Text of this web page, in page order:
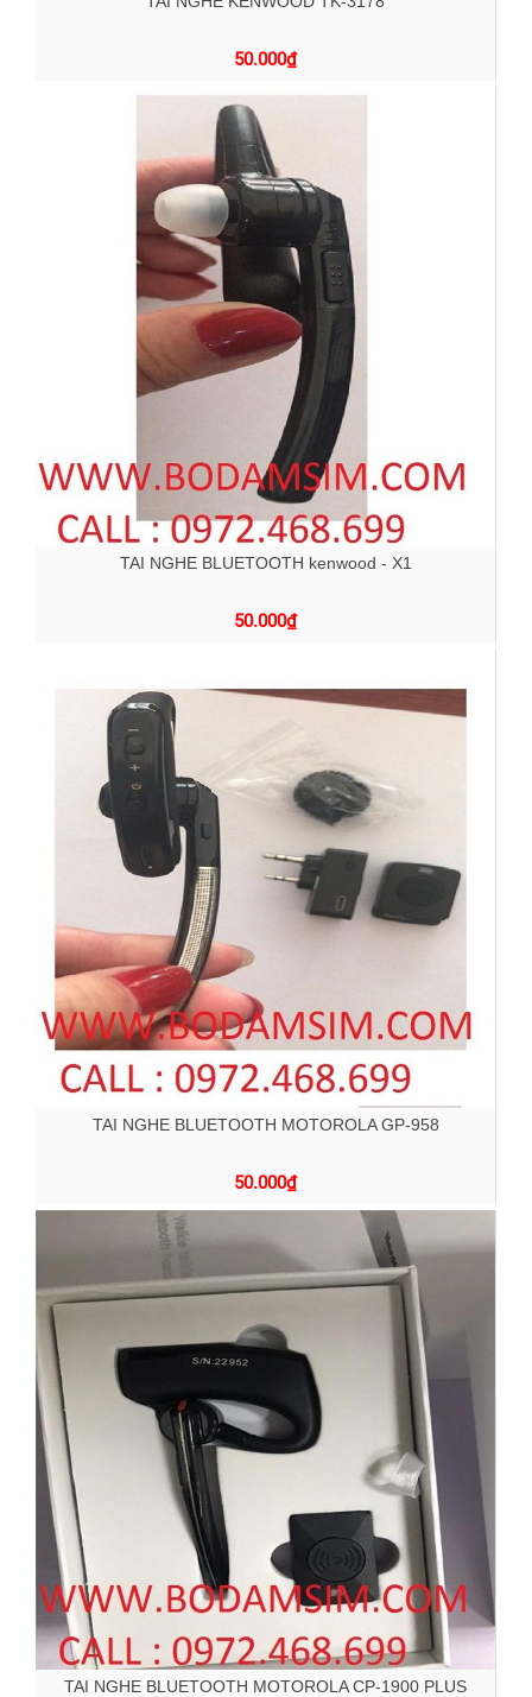
50.000₫
TAI NGHE BLUETOOTH kenwood - X1
50.000₫
TAI NGHE BLUETOOTH MOTOROLA GP-958
50.000₫
TAI NGHE BLUETOOTH MOTOROLA CP-1900 PLUS